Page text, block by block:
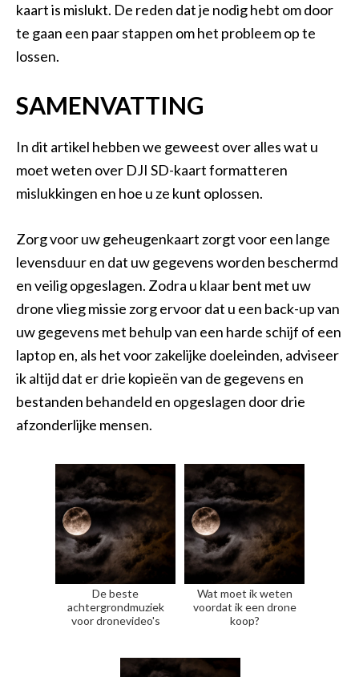
kaart is mislukt. De reden dat je nodig hebt om door
te gaan een paar stappen om het probleem op te
lossen.
SAMENVATTING
In dit artikel hebben we geweest over alles wat u
moet weten over DJI SD-kaart formatteren
mislukkingen en hoe u ze kunt oplossen.
Zorg voor uw geheugenkaart zorgt voor een lange
levensduur en dat uw gegevens worden beschermd
en veilig opgeslagen. Zodra u klaar bent met uw
drone vlieg missie zorg ervoor dat u een back-up van
uw gegevens met behulp van een harde schijf of een
laptop en, als het voor zakelijke doeleinden, adviseer
ik altijd dat er drie kopieën van de gegevens en
bestanden behandeld en opgeslagen door drie
afzonderlijke mensen.
De beste
achtergrondmuziek
voor dronevideo's
Wat moet ik weten
voordat ik een drone
koop?